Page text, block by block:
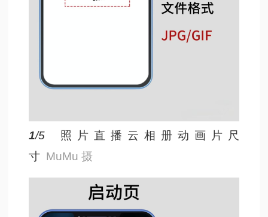
1/5
照片直播云相册动画片尺
寸MuMu 摄